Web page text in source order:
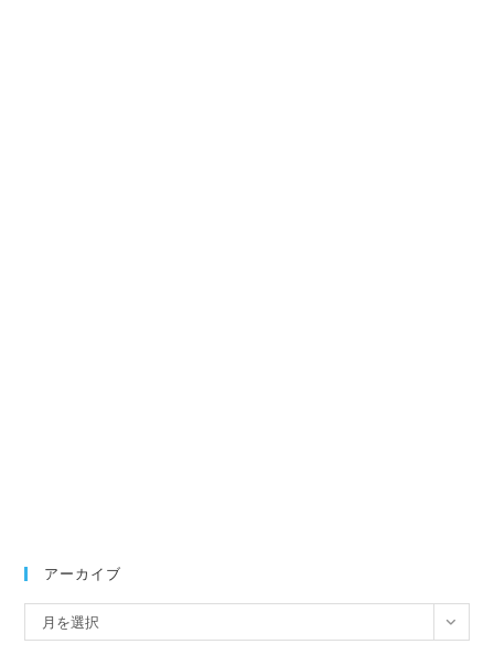
アーカイブ
ー
月を選択